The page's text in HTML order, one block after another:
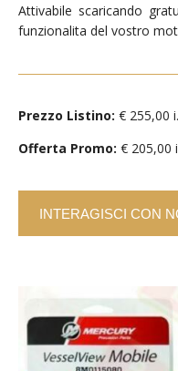
Attivabile scaricando
funzionalita del vostro
Prezzo Listino: € 255,00
Offerta Promo: € 205,00
INTERAGISCI CON